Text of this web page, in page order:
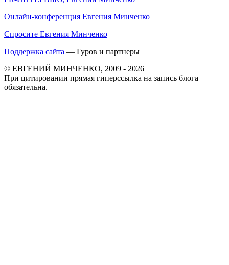
Онлайн-конференция Евгения Минченко
Спросите Евгения Минченко
Поддержка сайта — Гуров и партнеры
© ЕВГЕНИЙ МИНЧЕНКО, 2009 - 2026
При цитировании прямая гиперссылка на запись блога
обязательна.